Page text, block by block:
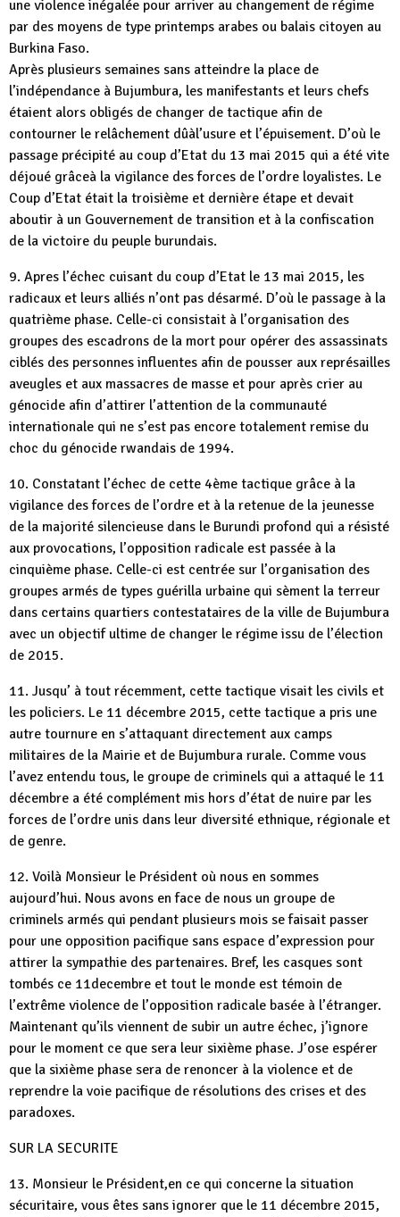
une violence inégalée pour arriver au changement de régime
par des moyens de type printemps arabes ou balais citoyen au
Burkina Faso.
Après plusieurs semaines sans atteindre la place de
l’indépendance à Bujumbura, les manifestants et leurs chefs
étaient alors obligés de changer de tactique afin de
contourner le relâchement dûàl’usure et l’épuisement. D’où le
passage précipité au coup d’Etat du 13 mai 2015 qui a été vite
déjoué grâceà la vigilance des forces de l’ordre loyalistes. Le
Coup d’Etat était la troisième et dernière étape et devait
aboutir à un Gouvernement de transition et à la confiscation
de la victoire du peuple burundais.
9. Apres l’échec cuisant du coup d’Etat le 13 mai 2015, les
radicaux et leurs alliés n’ont pas désarmé. D’où le passage à la
quatrième phase. Celle-ci consistait à l’organisation des
groupes des escadrons de la mort pour opérer des assassinats
ciblés des personnes influentes afin de pousser aux représailles
aveugles et aux massacres de masse et pour après crier au
génocide afin d’attirer l’attention de la communauté
internationale qui ne s’est pas encore totalement remise du
choc du génocide rwandais de 1994.
10. Constatant l’échec de cette 4ème tactique grâce à la
vigilance des forces de l’ordre et à la retenue de la jeunesse
de la majorité silencieuse dans le Burundi profond qui a résisté
aux provocations, l’opposition radicale est passée à la
cinquième phase. Celle-ci est centrée sur l’organisation des
groupes armés de types guérilla urbaine qui sèment la terreur
dans certains quartiers contestataires de la ville de Bujumbura
avec un objectif ultime de changer le régime issu de l’élection
de 2015.
11. Jusqu’ à tout récemment, cette tactique visait les civils et
les policiers. Le 11 décembre 2015, cette tactique a pris une
autre tournure en s’attaquant directement aux camps
militaires de la Mairie et de Bujumbura rurale. Comme vous
l’avez entendu tous, le groupe de criminels qui a attaqué le 11
décembre a été complément mis hors d’état de nuire par les
forces de l’ordre unis dans leur diversité ethnique, régionale et
de genre.
12. Voilà Monsieur le Président où nous en sommes
aujourd’hui. Nous avons en face de nous un groupe de
criminels armés qui pendant plusieurs mois se faisait passer
pour une opposition pacifique sans espace d’expression pour
attirer la sympathie des partenaires. Bref, les casques sont
tombés ce 11decembre et tout le monde est témoin de
l’extrême violence de l’opposition radicale basée à l’étranger.
Maintenant qu’ils viennent de subir un autre échec, j’ignore
pour le moment ce que sera leur sixième phase. J’ose espérer
que la sixième phase sera de renoncer à la violence et de
reprendre la voie pacifique de résolutions des crises et des
paradoxes.
SUR LA SECURITE
13. Monsieur le Président,en ce qui concerne la situation
sécuritaire, vous êtes sans ignorer que le 11 décembre 2015,